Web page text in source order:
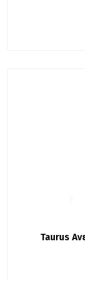
Taurus